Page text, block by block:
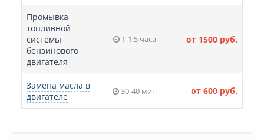
Промывка
топливной
системы
бензинового
двигателя
1-1.5 часа от 1500 руб.
Замена масла в
двигателе
30-40 мин от 600 руб.